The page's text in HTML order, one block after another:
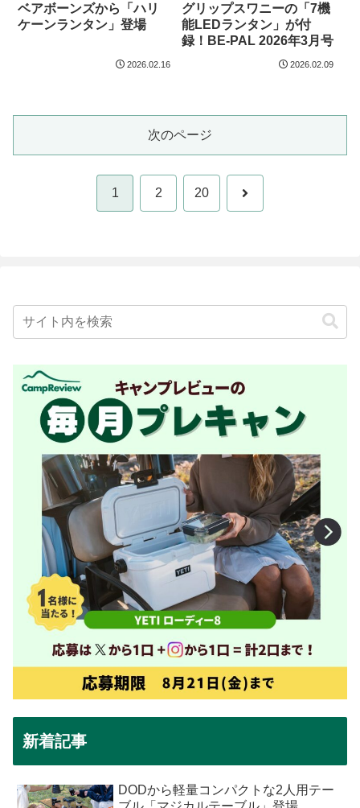
ベアボーンズから「ハリ
ケーンランタン」登場
2026.02.16
グリップスワニーの「7機
能LEDランタン」が付
録！BE-PAL 2026年3月号
2026.02.09
次のページ
1 2 20 次
新着記事
DODから軽量コンパクトな2人用テー